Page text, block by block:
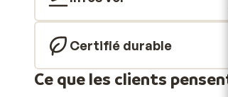
Certifié durable
Ce que les clients pensent